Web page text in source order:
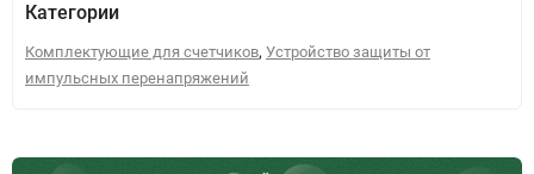
Категории
Комплектующие для счетчиков, Устройство защиты от
импульсных перенапряжений